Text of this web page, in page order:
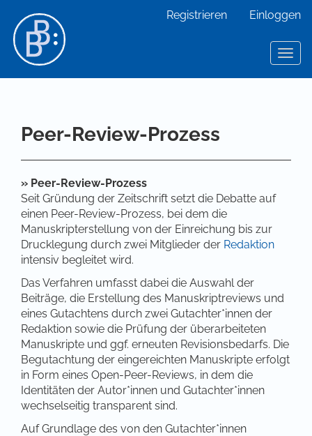
Hauptinhalt
Sidebar
Registrieren Einloggen
Peer-Review-Prozess
» Peer-Review-Prozess
Seit Gründung der Zeitschrift setzt die Debatte auf
einen Peer-Review-Prozess, bei dem die
Manuskripterstellung von der Einreichung bis zur
Drucklegung durch zwei Mitglieder der Redaktion
intensiv begleitet wird.
Das Verfahren umfasst dabei die Auswahl der
Beiträge, die Erstellung des Manuskriptreviews und
eines Gutachtens durch zwei Gutachter*innen der
Redaktion sowie die Prüfung der überarbeiteten
Manuskripte und ggf. erneuten Revisionsbedarfs. Die
Begutachtung der eingereichten Manuskripte erfolgt
in Form eines Open-Peer-Reviews, in dem die
Identitäten der Autor*innen und Gutachter*innen
wechselseitig transparent sind.
Auf Grundlage des von den Gutachter*innen